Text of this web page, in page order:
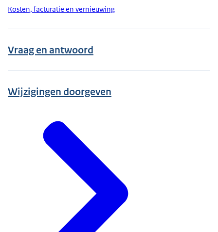
Kosten, facturatie en vernieuwing
Vraag en antwoord
Wijzigingen doorgeven